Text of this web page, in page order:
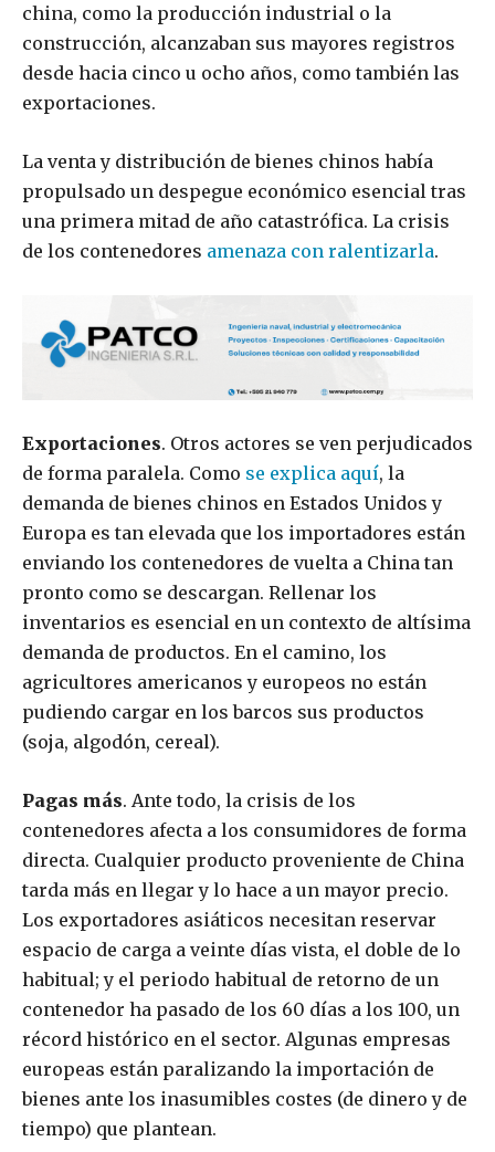
china, como la producción industrial o la
construcción, alcanzaban sus mayores registros
desde hacia cinco u ocho años, como también las
exportaciones.
La venta y distribución de bienes chinos había
propulsado un despegue económico esencial tras
una primera mitad de año catastrófica. La crisis
de los contenedores amenaza con ralentizarla.
Exportaciones. Otros actores se ven perjudicados
de forma paralela. Como se explica aquí, la
demanda de bienes chinos en Estados Unidos y
Europa es tan elevada que los importadores están
enviando los contenedores de vuelta a China tan
pronto como se descargan. Rellenar los
inventarios es esencial en un contexto de altísima
demanda de productos. En el camino, los
agricultores americanos y europeos no están
pudiendo cargar en los barcos sus productos
(soja, algodón, cereal).
Pagas más. Ante todo, la crisis de los
contenedores afecta a los consumidores de forma
directa. Cualquier producto proveniente de China
tarda más en llegar y lo hace a un mayor precio.
Los exportadores asiáticos necesitan reservar
espacio de carga a veinte días vista, el doble de lo
habitual; y el periodo habitual de retorno de un
contenedor ha pasado de los 60 días a los 100, un
récord histórico en el sector. Algunas empresas
europeas están paralizando la importación de
bienes ante los inasumibles costes (de dinero y de
tiempo) que plantean.